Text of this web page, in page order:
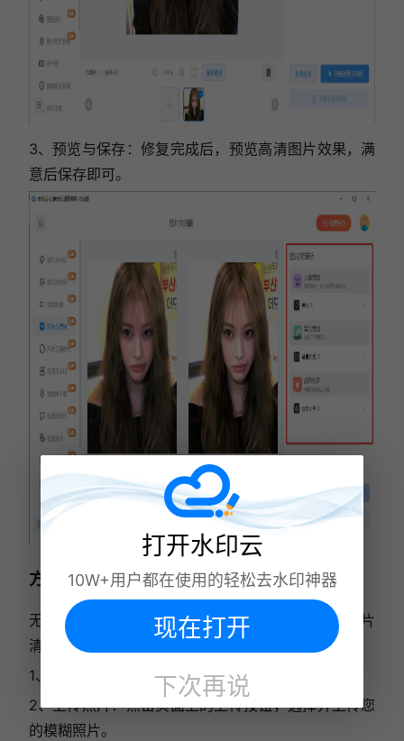
3、预览与保存：修复完成后，预览高清图片效果，满
意后保存即可。
方法三：体验jpgHD的在线便捷
无需下载软件，jpgHD在线工具即可助您快速提升照片
清晰度：
1、访问官网：在浏览器中打开jpgHD的官方网站。
2、上传照片：点击页面上的上传按钮，选择并上传您
的模糊照片。
打开水印云
10W+用户都在使用的轻松去水印神器
现在打开
下次再说